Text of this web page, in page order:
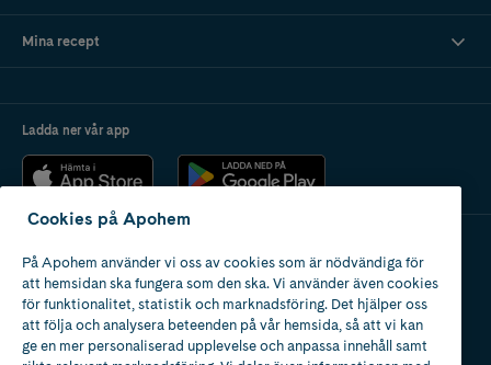
Mina recept
Ladda ner vår app
Apotek med tillstånd
av Läkemedelsverket
Cookies på Apohem
På Apohem använder vi oss av cookies som är nödvändiga för
att hemsidan ska fungera som den ska. Vi använder även cookies
för funktionalitet, statistik och marknadsföring. Det hjälper oss
att följa och analysera beteenden på vår hemsida, så att vi kan
ge en mer personaliserad upplevelse och anpassa innehåll samt